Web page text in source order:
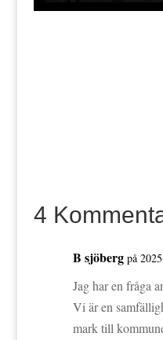
4
B sjöberg på
Jag har en fråga
Vi är en
mark till